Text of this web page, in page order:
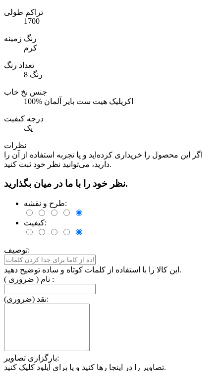
تراکم طولی
1700
رنگ زمینه
کرم
تعداد رنگ
8 رنگ
جنس نخ خاب
100% اکریلیک هیت ست بایر آلمان
درجه کیفیت
یک
نظرات
اگر این محصول را خریداری کرده‌اید و یا تجربه استفاده از آن را
دارید، می‌توانید نظر خود ثبت کنید.
نظر خود را با ما در میان بگذارید.
طرح و نقشه:
کیفیت:
توصیف:
این کالا را با استفاده از کلمات کوتاه و ساده توضیح دهید.
نام ( ضروری ) :
نقد (ضروری):
بارگزاری تصاویر:
تصاویر را در اینجا رها کنید و یا برای آپلود کلیک کنید.